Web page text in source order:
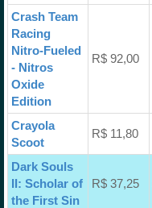
Crash Team
Racing
Nitro-Fueled
- Nitros
Oxide
Edition
R$ 92,00
Crayola
Scoot
R$ 11,80
Dark Souls
II: Scholar of
the First Sin
R$ 37,25